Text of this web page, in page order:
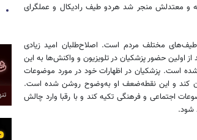
و معتدلش منجر شد هردو طیف رادیکال و عملگرای
مختلف مردم است. اصلاح‌طلبان امید زیادی
از اولین حضور پزشکیان در تلویزیون و واکنش‌ها به این
است. پزشکیان در اظهارات خود در مورد موضوعات
کند و این نقطه‌ضعف او به‌وضوح روشن شده است.
اجتماعی و فرهنگی تکیه کند و با رقبا وارد چالش
شود.